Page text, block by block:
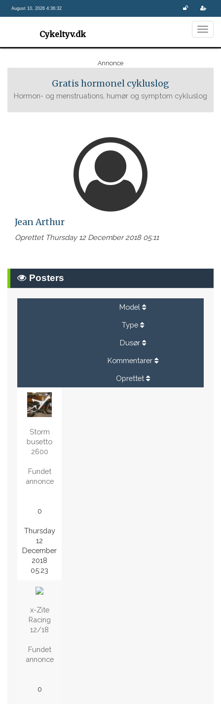
August 10, 2026 4:36:32
Cykeltyv.dk
Annonce
Gratis hormonel cykluslog
Hormon- og menstruations, humør og symptom cykluslog
Jean Arthur
Oprettet Thursday 12 December 2018 05:11
Posters
Model
Type
Dusør
Kommentarer
Oprettet
Storm
busetto
2600
Fundet
annonce
0
Thursday
12
December
2018
05:23
x-Zite
Racing
12/18
Fundet
annonce
0